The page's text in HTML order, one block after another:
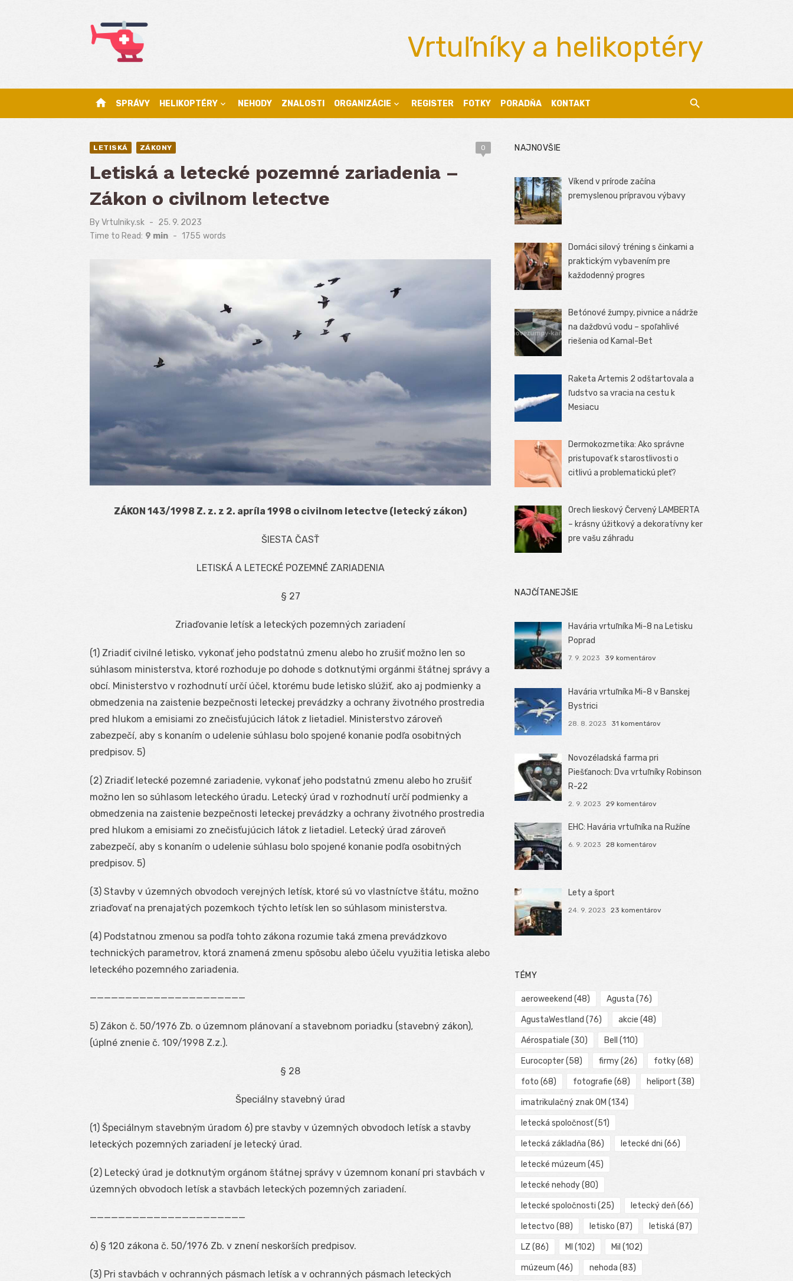
Vrtuľníky a helikoptéry
home SPRÁVY HELIKOPTÉRY NEHODY ZNALOSTI ORGANIZÁCIE REGISTER FOTKY PORADŇA KONTAKT
LETISKÁ ZÁKONY 0
Letiská a letecké pozemné zariadenia –
Zákon o civilnom letectve
ByVrtulniky.sk
Posted
on
25. 9. 2023
Time to Read: 9 min - 1755 words
ZÁKON 143/1998 Z. z. z 2. apríla 1998 o civilnom letectve (letecký zákon)
ŠIESTA ČASŤ
LETISKÁ A LETECKÉ POZEMNÉ ZARIADENIA
§ 27
Zriaďovanie letísk a leteckých pozemných zariadení
(1) Zriadiť civilné letisko, vykonať jeho podstatnú zmenu alebo ho zrušiť možno len so
súhlasom ministerstva, ktoré rozhoduje po dohode s dotknutými orgánmi štátnej správy a
obcí. Ministerstvo v rozhodnutí určí účel, ktorému bude letisko slúžiť, ako aj podmienky a
obmedzenia na zaistenie bezpečnosti leteckej prevádzky a ochrany životného prostredia
pred hlukom a emisiami zo znečisťujúcich látok z lietadiel. Ministerstvo zároveň
zabezpečí, aby s konaním o udelenie súhlasu bolo spojené konanie podľa osobitných
predpisov. 5)
(2) Zriadiť letecké pozemné zariadenie, vykonať jeho podstatnú zmenu alebo ho zrušiť
možno len so súhlasom leteckého úradu. Letecký úrad v rozhodnutí určí podmienky a
obmedzenia na zaistenie bezpečnosti leteckej prevádzky a ochrany životného prostredia
pred hlukom a emisiami zo znečisťujúcich látok z lietadiel. Letecký úrad zároveň
zabezpečí, aby s konaním o udelenie súhlasu bolo spojené konanie podľa osobitných
predpisov. 5)
(3) Stavby v územných obvodoch verejných letísk, ktoré sú vo vlastníctve štátu, možno
zriaďovať na prenajatých pozemkoch týchto letísk len so súhlasom ministerstva.
(4) Podstatnou zmenou sa podľa tohto zákona rozumie taká zmena prevádzkovo
technických parametrov, ktorá znamená zmenu spôsobu alebo účelu využitia letiska alebo
leteckého pozemného zariadenia.
——————————————————————
5) Zákon č. 50/1976 Zb. o územnom plánovaní a stavebnom poriadku (stavebný zákon),
(úplné znenie č. 109/1998 Z.z.).
§ 28
Špeciálny stavebný úrad
(1) Špeciálnym stavebným úradom 6) pre stavby v územných obvodoch letísk a stavby
leteckých pozemných zariadení je letecký úrad.
(2) Letecký úrad je dotknutým orgánom štátnej správy v územnom konaní pri stavbách v
územných obvodoch letísk a stavbách leteckých pozemných zariadení.
——————————————————————
6) § 120 zákona č. 50/1976 Zb. v znení neskorších predpisov.
(3) Pri stavbách v ochranných pásmach letísk a v ochranných pásmach leteckých
NAJNOVŠIE
Víkend v prírode začína
premyslenou prípravou výbavy
Domáci silový tréning s činkami a
praktickým vybavením pre
každodenný progres
Betónové žumpy, pivnice a nádrže
na dažďovú vodu – spoľahlivé
riešenia od Kamal-Bet
Raketa Artemis 2 odštartovala a
ľudstvo sa vracia na cestu k
Mesiacu
Dermokozmetika: Ako správne
pristupovať k starostlivosti o
citlivú a problematickú pleť?
Orech lieskový Červený LAMBERTA
– krásny úžitkový a dekoratívny ker
pre vašu záhradu
NAJČÍTANEJŠIE
Havária vrtuľníka Mi-8 na Letisku
Poprad
7. 9. 2023 39 komentárov
Havária vrtuľníka Mi-8 v Banskej
Bystrici
28. 8. 2023 31 komentárov
Novozéladská farma pri
Piešťanoch: Dva vrtuľníky Robinson
R-22
2. 9. 2023 29 komentárov
EHC: Havária vrtuľníka na Ružíne
6. 9. 2023 28 komentárov
Lety a šport
24. 9. 2023 23 komentárov
TÉMY
aeroweekend (48) Agusta (76)
AgustaWestland (76) akcie (48)
Aérospatiale (30) Bell (110)
Eurocopter(58) firmy(26) fotky(68)
foto (68) fotografie (68) heliport (38)
imatrikulačný znak OM (134)
letecká spoločnosť(51)
letecká základňa (86) letecké dni (66)
letecké múzeum (45)
letecké nehody(80)
letecké spoločnosti (25) letecký deň(66)
letectvo (88) letisko (87) letiská (87)
LZ (86) MI (102) Mil (102)
múzeum (46) nehoda (83)